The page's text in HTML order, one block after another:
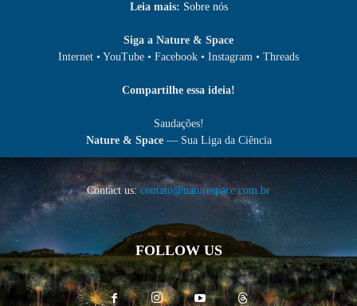
Leia mais: Sobre nós
Siga a Nature & Space
Internet • YouTube • Facebook • Instagram • Threads
Compartilhe essa ideia!
Saudações!
Nature & Space— Sua Liga da Ciência
Contact us:contato@naturespace.com.br
FOLLOW US